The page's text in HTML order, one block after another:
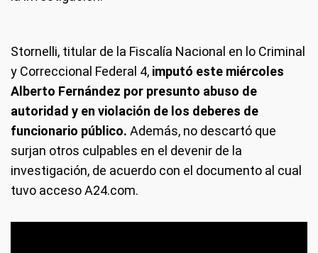
Stornelli, titular de la Fiscalía Nacional en lo Criminal
y Correccional Federal 4, imputó este miércoles
Alberto Fernández por presunto abuso de
autoridad y en violación de los deberes de
funcionario público. Además, no descartó que
surjan otros culpables en el devenir de la
investigación, de acuerdo con el documento al cual
tuvo acceso A24.com.